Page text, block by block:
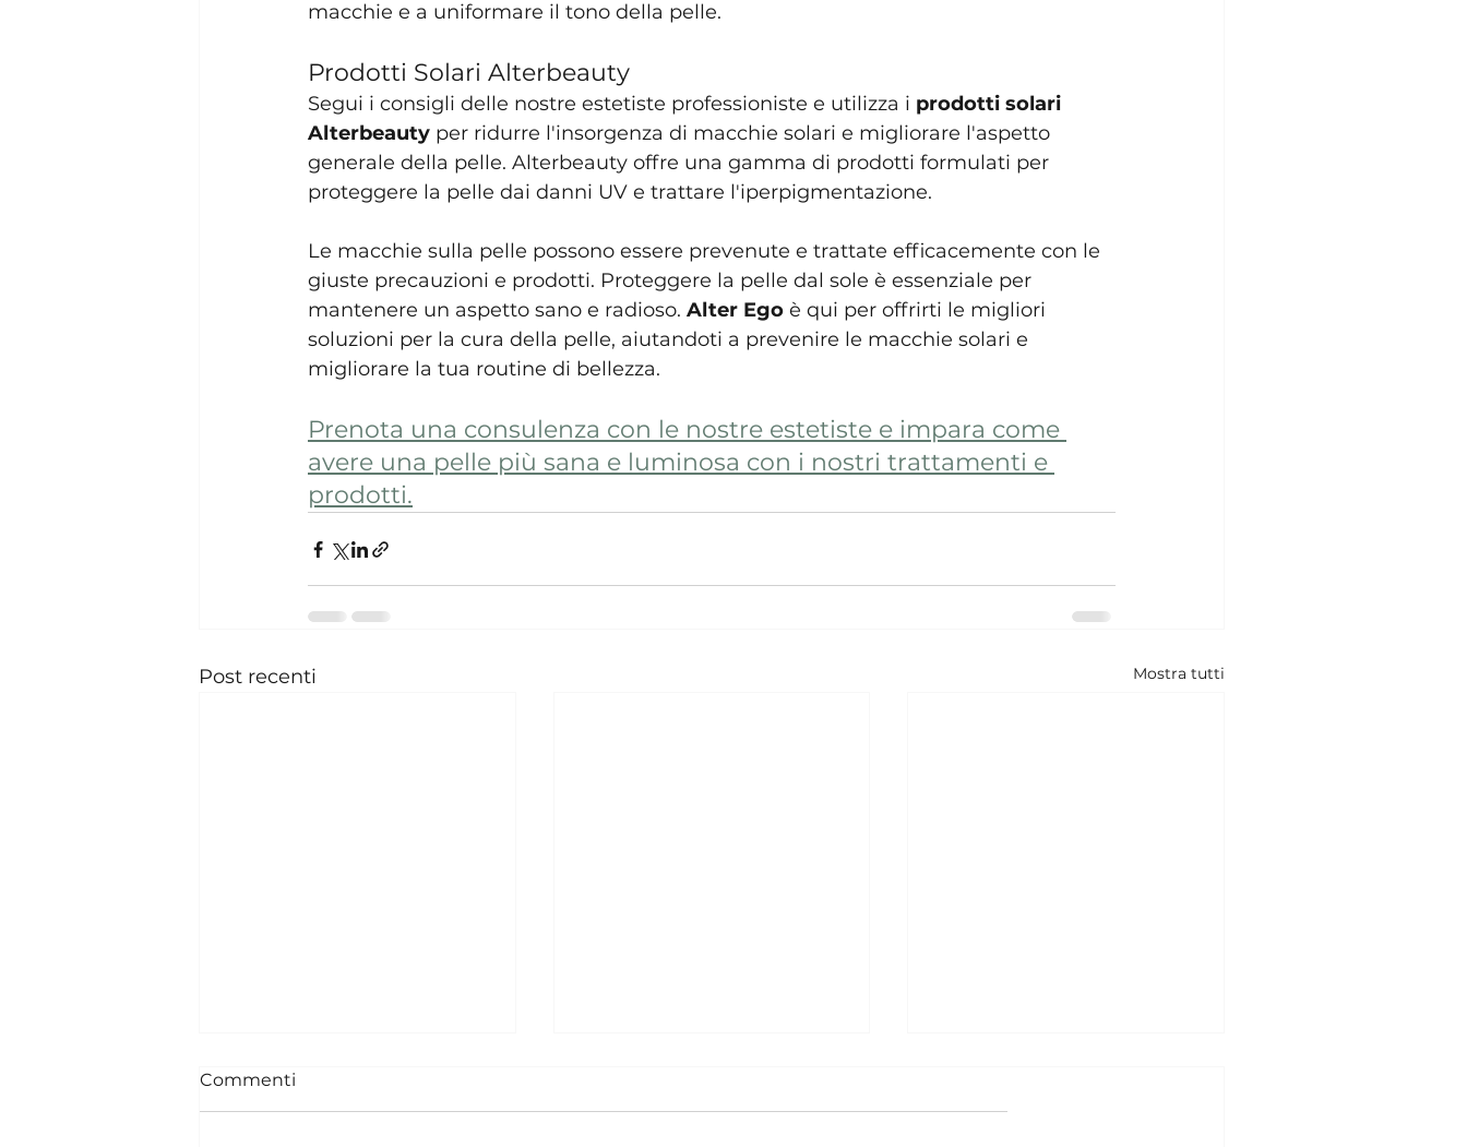
macchie e a uniformare il tono della pelle.
Prodotti Solari Alterbeauty
Segui i consigli delle nostre estetiste professioniste e utilizza i prodotti solari
Alterbeauty per ridurre l'insorgenza di macchie solari e migliorare l'aspetto
generale della pelle. Alterbeauty offre una gamma di prodotti formulati per
proteggere la pelle dai danni UV e trattare l'iperpigmentazione.
Le macchie sulla pelle possono essere prevenute e trattate efficacemente con le
giuste precauzioni e prodotti. Proteggere la pelle dal sole è essenziale per
mantenere un aspetto sano e radioso. Alter Ego è qui per offrirti le migliori
soluzioni per la cura della pelle, aiutandoti a prevenire le macchie solari e
migliorare la tua routine di bellezza.
Prenota una consulenza con le nostre estetiste e impara come
avere una pelle più sana e luminosa con i nostri trattamenti e
prodotti.
Post recenti Mostra tutti
Commenti